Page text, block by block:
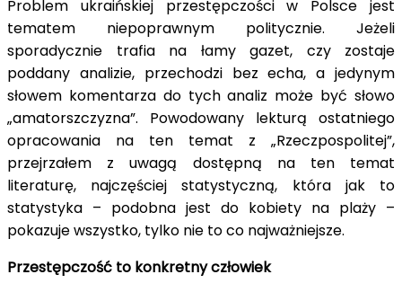
Problem ukraińskiej przestępczości w Polsce jest
tematem niepoprawnym politycznie. Jeżeli
sporadycznie trafia na łamy gazet, czy zostaje
poddany analizie, przechodzi bez echa, a jedynym
słowem komentarza do tych analiz może być słowo
„amatorszczyzna”. Powodowany lekturą ostatniego
opracowania na ten temat z „Rzeczpospolitej”,
przejrzałem z uwagą dostępną na ten temat
literaturę, najczęściej statystyczną, która jak to
statystyka – podobna jest do kobiety na plaży –
pokazuje wszystko, tylko nie to co najważniejsze.
Przestępczość to konkretny człowiek